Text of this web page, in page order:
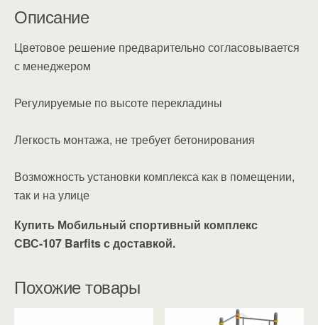
Описание
Цветовое решение предварительно согласовывается
с менеджером
Регулируемые по высоте перекладины
Легкость монтажа, не требует бетонирования
Возможность установки комплекса как в помещении,
так и на улице
Купить Мобильный спортивный комплекс
СВС-107 Barfits с доставкой.
Похожие товары